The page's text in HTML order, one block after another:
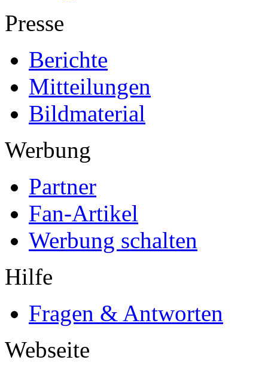
Presse
Berichte
Mitteilungen
Bildmaterial
Werbung
Partner
Fan-Artikel
Werbung schalten
Hilfe
Fragen & Antworten
Webseite